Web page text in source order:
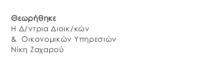
Θεωρήθηκε
Η Δ/ντρια Διοικ/κών
& Οικονομικών Υπηρεσιών
Νίκη Ζαχαρού